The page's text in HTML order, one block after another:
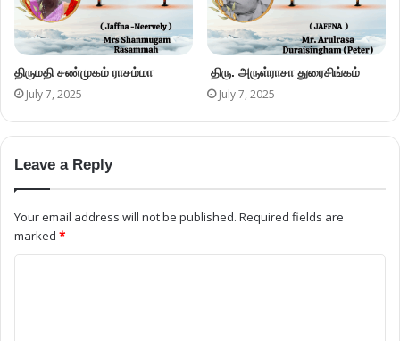
திருமதி சண்முகம் ராசம்மா
July 7, 2025
திரு. அருள்ராசா துரைசிங்கம்
July 7, 2025
Leave a Reply
Your email address will not be published. Required fields are
marked *